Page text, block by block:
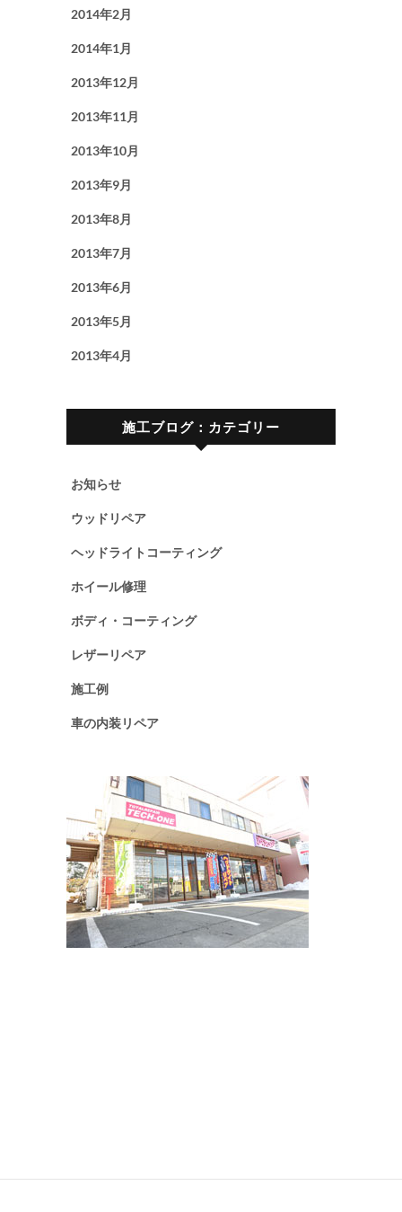
2014年2月
2014年1月
2013年12月
2013年11月
2013年10月
2013年9月
2013年8月
2013年7月
2013年6月
2013年5月
2013年4月
施工ブログ：カテゴリー
お知らせ
ウッドリペア
ヘッドライトコーティング
ホイール修理
ボディ・コーティング
レザーリペア
施工例
車の内装リペア